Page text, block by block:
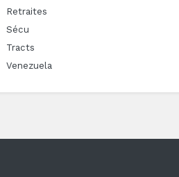
Retraites
Sécu
Tracts
Venezuela